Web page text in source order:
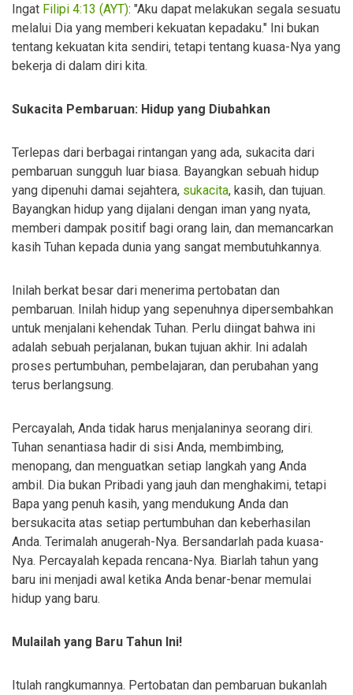
Ingat Filipi 4:13 (AYT): "Aku dapat melakukan segala sesuatu
melalui Dia yang memberi kekuatan kepadaku." Ini bukan
tentang kekuatan kita sendiri, tetapi tentang kuasa-Nya yang
bekerja di dalam diri kita.
Sukacita Pembaruan: Hidup yang Diubahkan
Terlepas dari berbagai rintangan yang ada, sukacita dari
pembaruan sungguh luar biasa. Bayangkan sebuah hidup
yang dipenuhi damai sejahtera, sukacita, kasih, dan tujuan.
Bayangkan hidup yang dijalani dengan iman yang nyata,
memberi dampak positif bagi orang lain, dan memancarkan
kasih Tuhan kepada dunia yang sangat membutuhkannya.
Inilah berkat besar dari menerima pertobatan dan
pembaruan. Inilah hidup yang sepenuhnya dipersembahkan
untuk menjalani kehendak Tuhan. Perlu diingat bahwa ini
adalah sebuah perjalanan, bukan tujuan akhir. Ini adalah
proses pertumbuhan, pembelajaran, dan perubahan yang
terus berlangsung.
Percayalah, Anda tidak harus menjalaninya seorang diri.
Tuhan senantiasa hadir di sisi Anda, membimbing,
menopang, dan menguatkan setiap langkah yang Anda
ambil. Dia bukan Pribadi yang jauh dan menghakimi, tetapi
Bapa yang penuh kasih, yang mendukung Anda dan
bersukacita atas setiap pertumbuhan dan keberhasilan
Anda. Terimalah anugerah-Nya. Bersandarlah pada kuasa-
Nya. Percayalah kepada rencana-Nya. Biarlah tahun yang
baru ini menjadi awal ketika Anda benar-benar memulai
hidup yang baru.
Mulailah yang Baru Tahun Ini!
Itulah rangkumannya. Pertobatan dan pembaruan bukanlah